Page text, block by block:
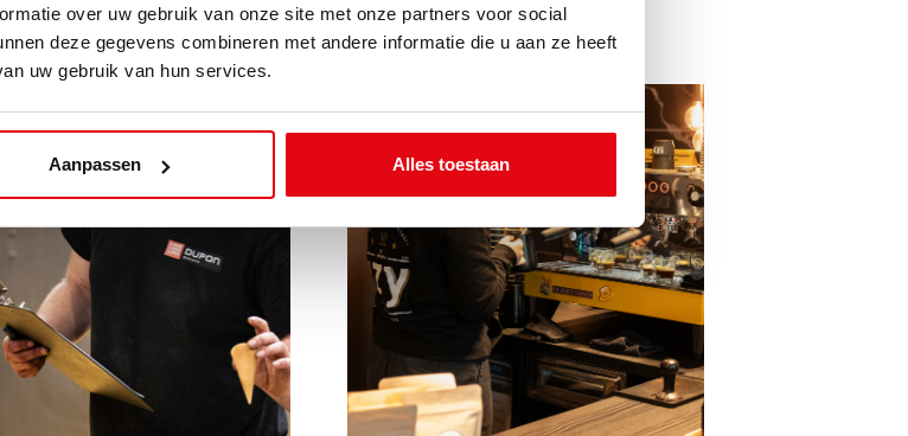
over uw gebruik van onze site met onze partners voor social
deze gegevens combineren met andere informatie die u aan ze heeft
uw gebruik van hun services.
Aanpassen Alles toestaan